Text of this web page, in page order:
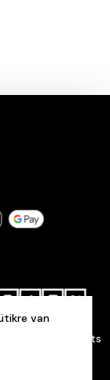
© 2026 All rights
van